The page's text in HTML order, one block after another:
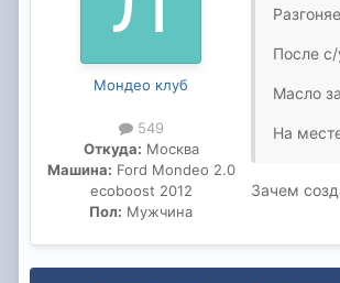
Мондео клуб
549
Откуда: Москва
Машина: Ford Mondeo 2.0
ecoboost 2012
Пол: Мужчина
После
Масло
На
Зачем